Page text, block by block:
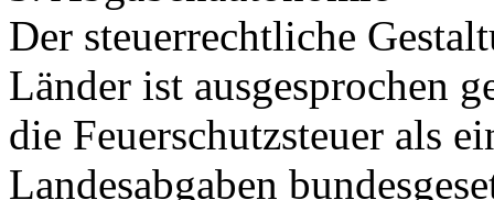
Der steuerrechtliche
Länder ist ausgesprochen
die Feuerschutzsteuer als
Landesabgaben